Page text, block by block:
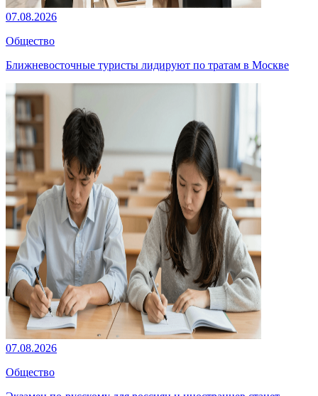
07.08.2026
Общество
Ближневосточные туристы лидируют по тратам в Москве
07.08.2026
Общество